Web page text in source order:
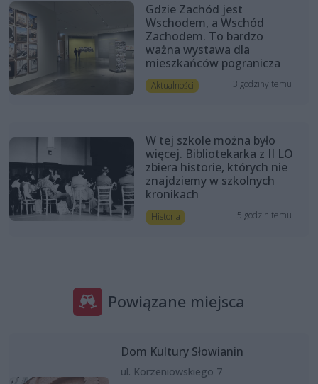
Gdzie Zachód jest
Wschodem, a Wschód
Zachodem. To bardzo
ważna wystawa dla
mieszkańców pogranicza
Aktualności 3 godziny temu
W tej szkole można było
więcej. Bibliotekarka z II LO
zbiera historie, których nie
znajdziemy w szkolnych
kronikach
Historia 5 godzin temu
Powiązane miejsca
Dom Kultury Słowianin
ul. Korzeniowskiego 7